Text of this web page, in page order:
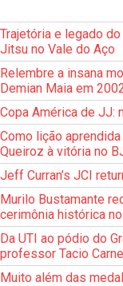
Trajetória e legado
Jitsu no Vale do Aço
Relembre a insana
Demian Maia em
Copa América de JJ:
Como lição
Queiroz à vitória no
Jeff Curran’s JCI
Murilo Bustamante
cerimônia histórica
Da UTI ao pódio do
professor Tacio
Muito além das